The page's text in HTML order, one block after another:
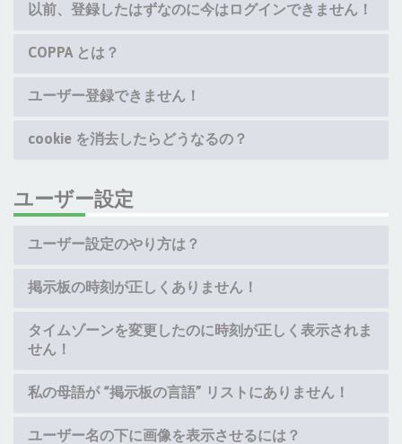
以前、登録したはずなのに今はログインできません！
COPPA とは？
ユーザー登録できません！
cookie を消去したらどうなるの？
ユーザー設定
ユーザー設定のやり方は？
掲示板の時刻が正しくありません！
タイムゾーンを変更したのに時刻が正しく表示されま
せん！
私の母語が “掲示板の言語” リストにありません！
ユーザー名の下に画像を表示させるには？